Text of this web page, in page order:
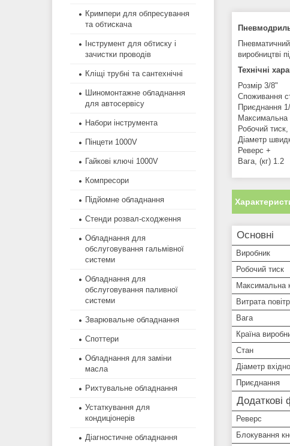
виробництві
Технічні
Розмір 3/8"
Споживання
Приєднання
Максимальна
Робочий
Діаметр
Реверс +
Вага, (кг) 1.2
Основні
Виробник
Робочий тиск
Максимальна
Витрата
Вага
Країна
Стан
Діаметр
Приєднання
Додаткові
Реверс
Блокування
Кримпери для обпресування
та обтискача
Інструмент для обтиску і
зачистки проводів
Кліщі трубні та сантехнічні
Шиномонтажне обладнання
для автосервісу
Набори інструмента
Пінцети 1000V
Гайкові ключі 1000V
Компресори
Підйомне обладнання
Стенди розвал-сходження
Обладнання для
обслуговування гальмівної
системи
Обладнання для
обслуговування паливної
системи
Зварювальне обладнання
Споттери
Обладнання для заміни
масла
Рихтувальне обладнання
Устаткування для
кондиціонерів
Діагностичне обладнання